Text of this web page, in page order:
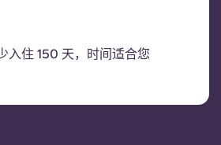
入住 150 天，时间适合您